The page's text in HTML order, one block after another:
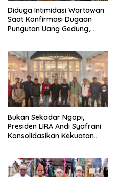
Diduga Intimidasi Wartawan
Saat Konfirmasi Dugaan
Pungutan Uang Gedung,
Buka suara
Bukan Sekadar Ngopi,
Presiden LIRA Andi Syafrani
Konsolidasikan Kekuatan